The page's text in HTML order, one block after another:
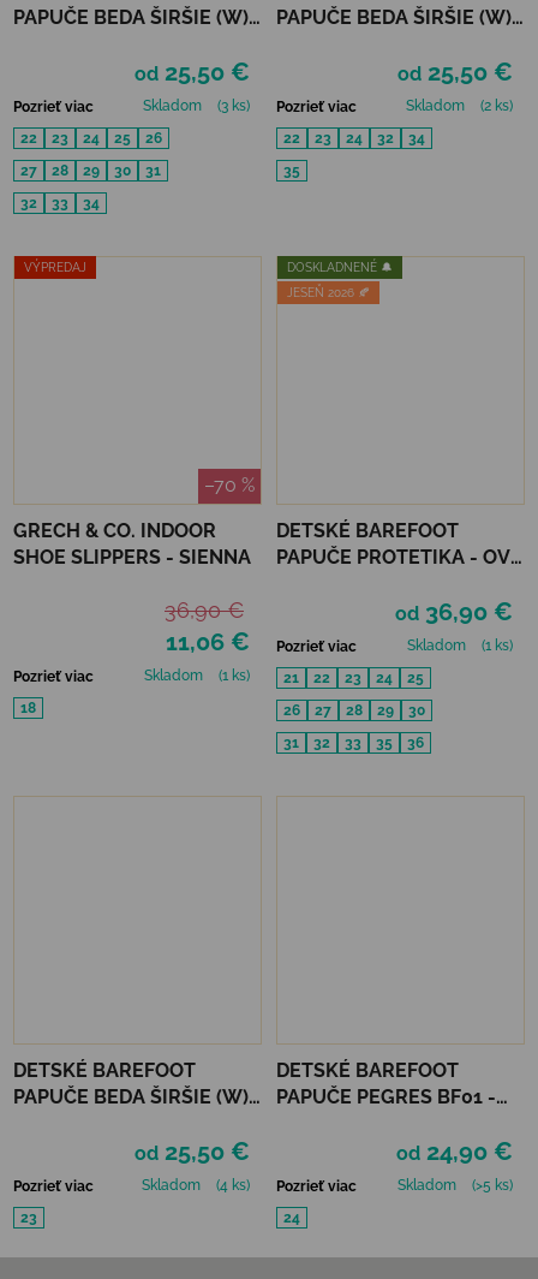
PAPUČE BEDA ŠIRŠIE (W)
od 25,50 €
Pozrieť viac Skladom
(3 ks)
22
23 24 25
26
27
28 29 30
31
32
33 34
PAPUČE BEDA ŠIRŠIE (W)
od 25,50 €
Pozrieť viac Skladom
(2 ks)
22
23 24 32
34
35
VÝPREDAJ
–70 %
GRECH & CO. INDOOR
SHOE SLIPPERS - SIENNA
11,06 €
36,90 €
Pozrieť viac Skladom
(1 ks)
18
DOSKLADNENÉ 🔔
JESEŇ 2026 🍂
DETSKÉ BAREFOOT
PAPUČE PROTETIKA - OVE
od 36,90 €
Pozrieť viac Skladom
(1 ks)
21
22 23 24
25
26
27 28 29
30
31
32 33 35 36
DETSKÉ BAREFOOT
PAPUČE BEDA ŠIRŠIE (W)
od 25,50 €
Pozrieť viac Skladom
(4 ks)
23
DETSKÉ BAREFOOT
PAPUČE PEGRES BF01 -
od 24,90 €
Pozrieť viac Skladom
(>5 ks)
24